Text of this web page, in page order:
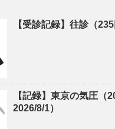
【受診記録】往診（235
【記録】東京の気圧（
2026/8/1）